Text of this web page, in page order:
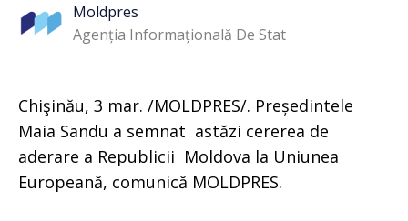
Moldpres
Agenția Informațională De Stat
Chişinău, 3 mar. /MOLDPRES/. Președintele
Maia Sandu a semnat astăzi cererea de
aderare a Republicii Moldova la Uniunea
Europeană, comunică MOLDPRES.